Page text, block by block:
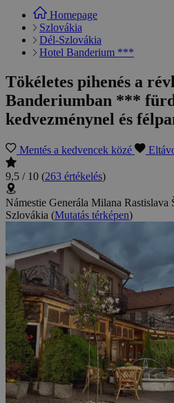
Homepage
Szlovákia
Dél-Szlovákia
Hotel Banderium ***
Tökéletes pihenés a
Banderiumban ***
kedvezménynel és
Mentés a kedvencek közé
9,5 / 10 (263 értékelés)
Námestie Generála Milana Rastislava
Szlovákia (Mutatás térképen)